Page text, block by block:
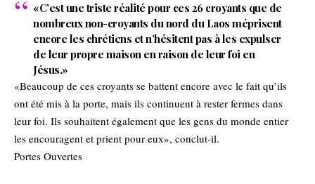
«C’est une triste réalité pour ces 26 croyants que de
nombreux non-croyants du nord du Laos méprisent
encore les chrétiens et n’hésitent pas à les expulser
de leur propre maison en raison de leur foi en
Jésus.»
«Beaucoup de ces croyants se battent encore avec le fait qu’ils
ont été mis à la porte, mais ils continuent à rester fermes dans
leur foi. Ils souhaitent également que les gens du monde entier
les encouragent et prient pour eux», conclut-il.
Portes Ouvertes